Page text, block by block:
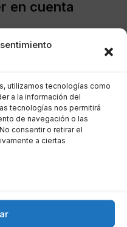
utilizamos tecnologías como
a la información del
tecnologías nos permitirá
de navegación o las
consentir o retirar el
a ciertas
en cuenta
obra, es
Algunas
detallado:
un documento de
claramente
Permiten comprobar